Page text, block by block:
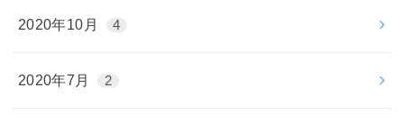
2020年10月 4
2020年7月 2